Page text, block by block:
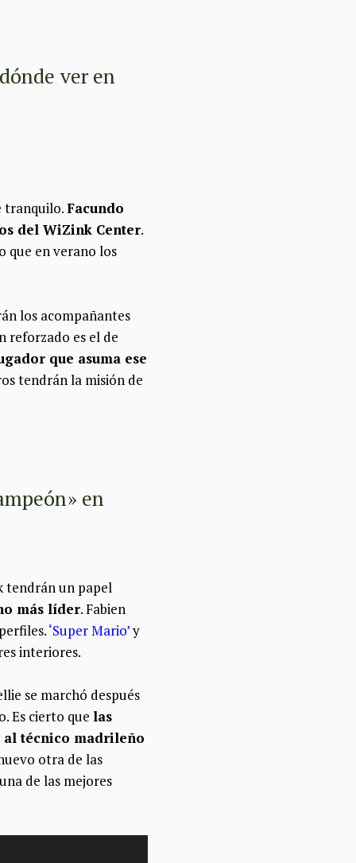
ver en
tranquilo.Facundo
del WiZink Center.
que en verano los
los acompañantes
reforzado es el de
que asuma ese
tendrán la misión de
en
tendrán un papel
más líder. Fabien
‘Super Mario’y
interiores.
se marchó después
Es cierto que las
al técnico madrileño
otra de las
de las mejores